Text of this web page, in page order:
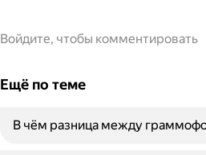
Войдите, чтобы комментировать
Ещё по теме
В чём разница между